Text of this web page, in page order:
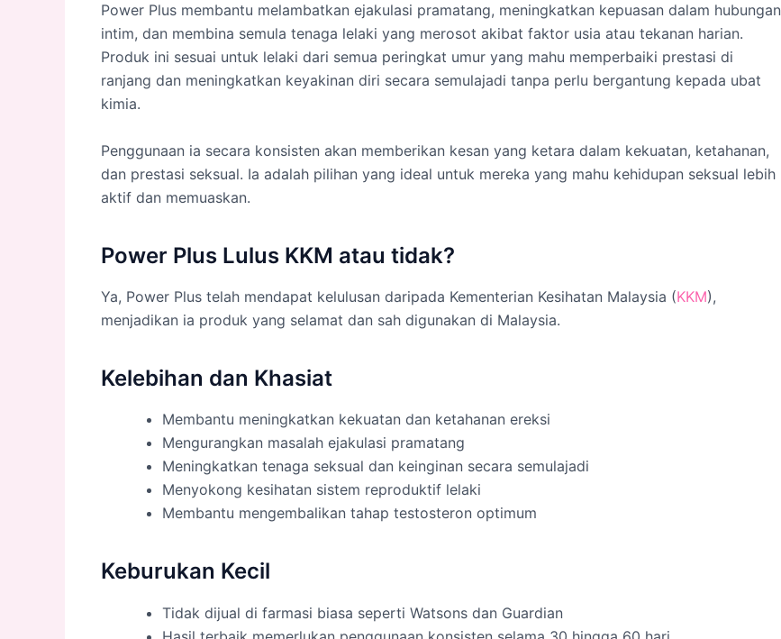
Power Plus membantu melambatkan ejakulasi pramatang, meningkatkan kepuasan dalam hubungan
intim, dan membina semula tenaga lelaki yang merosot akibat faktor usia atau tekanan harian.
Produk ini sesuai untuk lelaki dari semua peringkat umur yang mahu memperbaiki prestasi di
ranjang dan meningkatkan keyakinan diri secara semulajadi tanpa perlu bergantung kepada ubat
kimia.
Penggunaan ia secara konsisten akan memberikan kesan yang ketara dalam kekuatan, ketahanan,
dan prestasi seksual. Ia adalah pilihan yang ideal untuk mereka yang mahu kehidupan seksual lebih
aktif dan memuaskan.
Power Plus Lulus KKM atau tidak?
Ya, Power Plus telah mendapat kelulusan daripada Kementerian Kesihatan Malaysia (KKM),
menjadikan ia produk yang selamat dan sah digunakan di Malaysia.
Kelebihan dan Khasiat
Membantu meningkatkan kekuatan dan ketahanan ereksi
Mengurangkan masalah ejakulasi pramatang
Meningkatkan tenaga seksual dan keinginan secara semulajadi
Menyokong kesihatan sistem reproduktif lelaki
Membantu mengembalikan tahap testosteron optimum
Keburukan Kecil
Tidak dijual di farmasi biasa seperti Watsons dan Guardian